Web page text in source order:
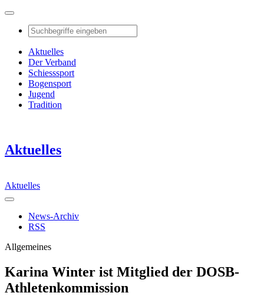
Aktuelles
Der Verband
Schiesssport
Bogensport
Jugend
Tradition
Aktuelles
Aktuelles
News-Archiv
RSS
Allgemeines
Karina Winter ist Mitglied der DOSB-
Athletenkommission